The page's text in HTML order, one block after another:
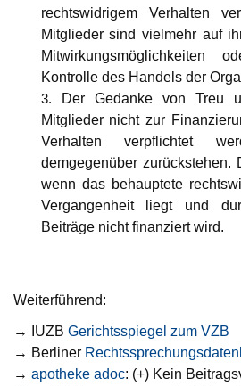
rechtswidrigem Verhalten
Mitglieder sind vielmehr auf
Mitwirkungsmöglichkeiten
Kontrolle des Handels der
Der Gedanke von Treu
Mitglieder nicht zur
Verhalten verpflichtet
demgegenüber zurückstehen.
wenn das behauptete
Vergangenheit liegt und
Beiträge nicht finanziert wird.
Weiterführend:
→ IUZBGerichtsspiegel zum VZB
→ Berliner
→apotheke adoc: (+) Kein